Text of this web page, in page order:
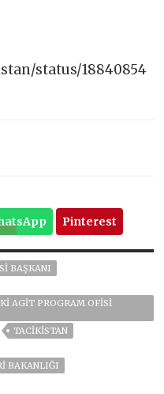
status/18840854
Pinterest
BAŞKANI
AGİT PROGRAM OFISI
TACİKİSTAN
BAKANLIĞI